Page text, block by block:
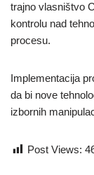
trajno vlasništvo
kontrolu nad
procesu.
Implementacija
da bi nove
izbornih
Post Views: